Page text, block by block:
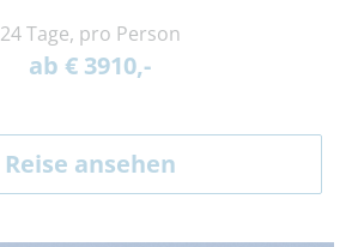
24 Tage, pro Person
ab € 3910,-
Reise ansehen